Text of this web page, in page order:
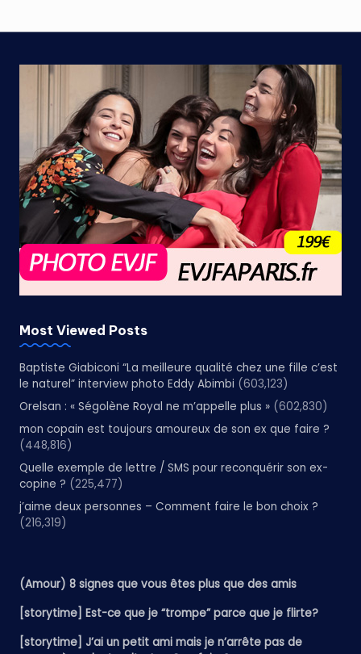
Most Viewed Posts
Baptiste Giabiconi “La meilleure qualité chez une fille c’est
le naturel” interview photo Eddy Abimbi (603,123)
Orelsan : « Ségolène Royal ne m’appelle plus » (602,830)
mon copain est toujours amoureux de son ex que faire ?
(448,816)
Quelle exemple de lettre / SMS pour reconquérir son ex-
copine ? (225,477)
j’aime deux personnes – Comment faire le bon choix ?
(216,319)
(Amour) 8 signes que vous êtes plus que des amis
[storytime] Est-ce que je “trompe” parce que je flirte?
[storytime] J’ai un petit ami mais je n’arrête pas de